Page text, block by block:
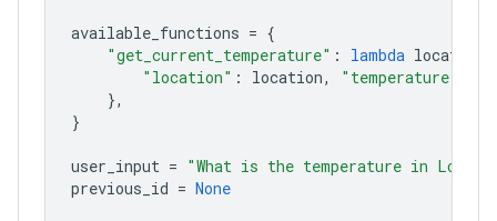
available_functions = {
"get_current_temperature" : lambda location
"location" : location, "temperature"
},
}
user_input = "What is the temperature in
previous_id = None